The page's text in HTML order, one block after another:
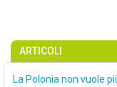
ARTICOLI
La Polonia non vuole